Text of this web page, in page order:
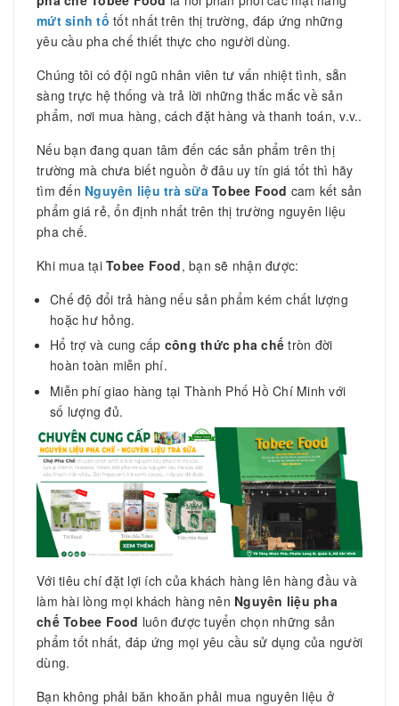
mứt sinh tố tốt nhất trên thị trường, đáp ứng những
yêu cầu pha chế thiết thực cho người dùng.
Chúng tôi có đội ngũ nhân viên tư vấn nhiệt tình, sẵn
sàng trực hệ thống và trả lời những thắc mắc về sản
phẩm, nơi mua hàng, cách đặt hàng và thanh toán, v.v..
Nếu bạn đang quan tâm đến các sản phẩm trên thị
trường mà chưa biết nguồn ở đâu uy tín giá tốt thì hãy
tìm đến Nguyên liệu trà sữa Tobee Food cam kết sản
phẩm giá rẻ, ổn định nhất trên thị trường nguyên liệu
pha chế.
Khi mua tại Tobee Food, bạn sẽ nhận được:
Chế độ đổi trả hàng nếu sản phẩm kém chất lượng
hoặc hư hỏng.
Hổ trợ và cung cấp công thức pha chế tròn đời
hoàn toàn miễn phí.
Miễn phí giao hàng tại Thành Phố Hồ Chí Minh với
số lượng đủ.
Với tiêu chí đặt lợi ích của khách hàng lên hàng đầu và
làm hài lòng mọi khách hàng nên Nguyên liệu pha
chế Tobee Food luôn được tuyển chọn những sản
phẩm tốt nhất, đáp ứng mọi yêu cầu sử dụng của người
dùng.
Bạn không phải băn khoăn phải mua nguyên liệu ở